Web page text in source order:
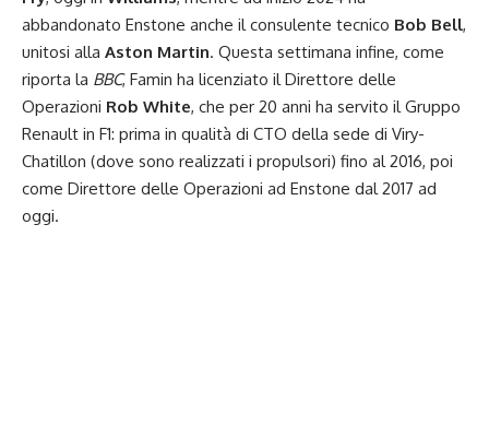
abbandonato Enstone anche il consulente tecnico Bob Bell,
unitosi alla Aston Martin. Questa settimana infine, come
riporta la BBC, Famin ha licenziato il Direttore delle
Operazioni Rob White, che per 20 anni ha servito il Gruppo
Renault in F1: prima in qualità di CTO della sede di Viry-
Chatillon (dove sono realizzati i propulsori) fino al 2016, poi
come Direttore delle Operazioni ad Enstone dal 2017 ad
oggi.